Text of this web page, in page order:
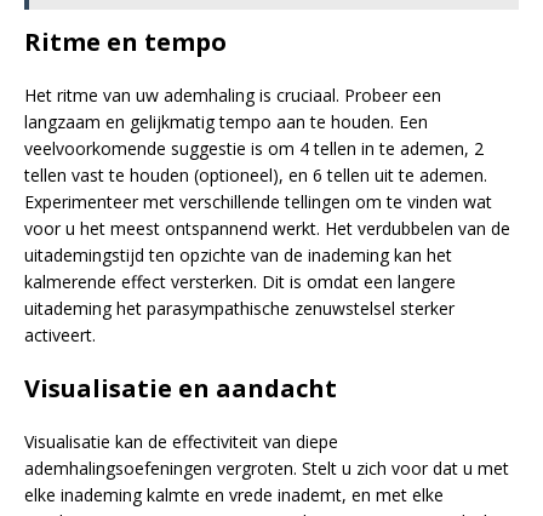
Ritme en tempo
Het ritme van uw ademhaling is cruciaal. Probeer een
langzaam en gelijkmatig tempo aan te houden. Een
veelvoorkomende suggestie is om 4 tellen in te ademen, 2
tellen vast te houden (optioneel), en 6 tellen uit te ademen.
Experimenteer met verschillende tellingen om te vinden wat
voor u het meest ontspannend werkt. Het verdubbelen van de
uitademingstijd ten opzichte van de inademing kan het
kalmerende effect versterken. Dit is omdat een langere
uitademing het parasympathische zenuwstelsel sterker
activeert.
Visualisatie en aandacht
Visualisatie kan de effectiviteit van diepe
ademhalingsoefeningen vergroten. Stelt u zich voor dat u met
elke inademing kalmte en vrede inademt, en met elke